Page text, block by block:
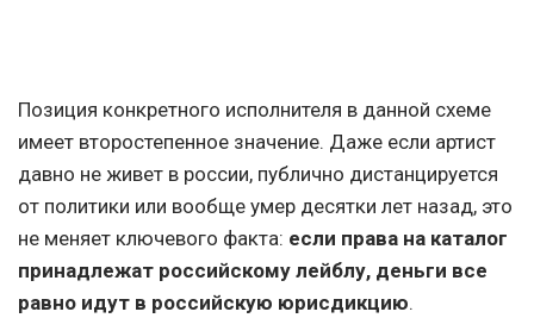
Позиция конкретного исполнителя в данной схеме
имеет второстепенное значение. Даже если артист
давно не живет в россии, публично дистанцируется
от политики или вообще умер десятки лет назад, это
не меняет ключевого факта: если права на каталог
принадлежат российскому лейблу, деньги все
равно идут в российскую юрисдикцию.